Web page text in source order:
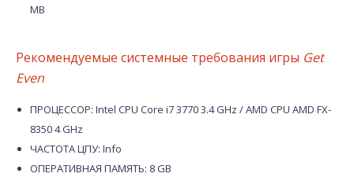
MB
Рекомендуемые системные требования игры Get
Even
ПРОЦЕССОР: Intel CPU Core i7 3770 3.4 GHz / AMD CPU AMD FX-
8350 4 GHz
ЧАСТОТА ЦПУ: Info
ОПЕРАТИВНАЯ ПАМЯТЬ: 8 GB